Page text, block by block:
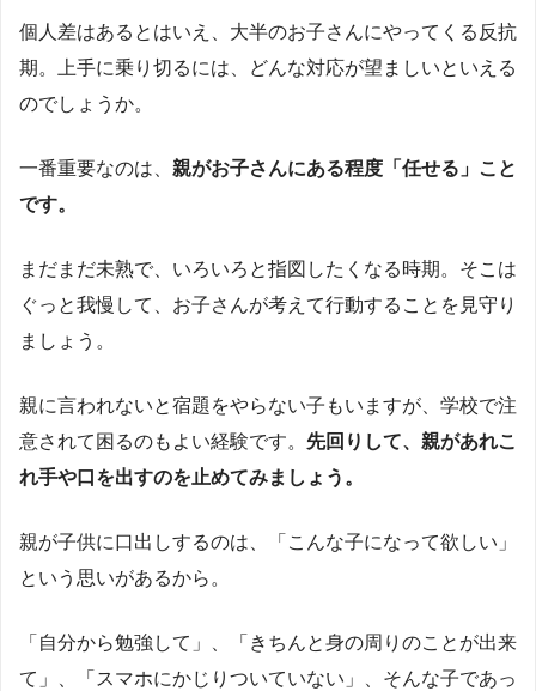
個人差はあるとはいえ、大半のお子さんにやってくる反抗
期。上手に乗り切るには、どんな対応が望ましいといえる
のでしょうか。
一番重要なのは、 親がお子さんにある程度「任せる」こと
です。
まだまだ未熟で、いろいろと指図したくなる時期。そこは
ぐっと我慢して、お子さんが考えて行動することを見守り
ましょう。
親に言われないと宿題をやらない子もいますが、学校で注
意されて困るのもよい経験です。 先回りして、親があれこ
れ手や口を出すのを止めてみましょう。
親が子供に口出しするのは、「こんな子になって欲しい」
という思いがあるから。
「自分から勉強して」、「きちんと身の周りのことが出来
て」、「スマホにかじりついていない」、そんな子であっ